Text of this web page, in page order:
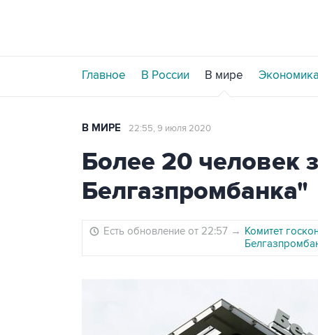
Главное В России В мире Экономика
В МИРЕ 22:55, 9 июля 2020
Более 20 человек
Белгазпромбанка"
Есть обновление от 22:57 → Комитет